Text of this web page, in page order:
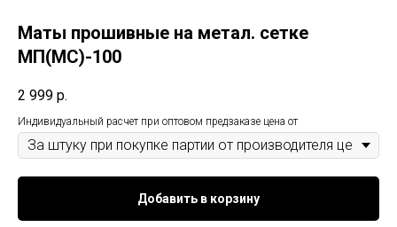
Маты прошивные на метал. сетке
МП(МС)-100
2 999 р.
Индивидуальный расчет при оптовом предзаказе цена от
Добавить в корзину